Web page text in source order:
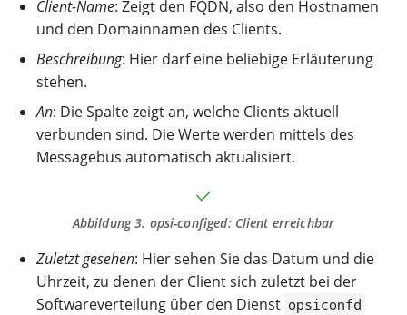
Client-Name: Zeigt den FQDN, also den Hostnamen
und den Domainnamen des Clients.
Beschreibung: Hier darf eine beliebige Erläuterung
stehen.
An: Die Spalte zeigt an, welche Clients aktuell
verbunden sind. Die Werte werden mittels des
Messagebus automatisch aktualisiert.
Abbildung 3. opsi-configed: Client erreichbar
Zuletzt gesehen: Hier sehen Sie das Datum und die
Uhrzeit, zu denen der Client sich zuletzt bei der
Softwareverteilung über den Dienst opsiconfd